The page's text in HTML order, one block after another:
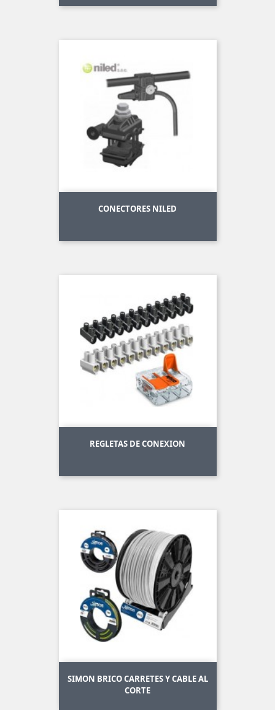
CONECTORES NILED
REGLETAS DE CONEXION
SIMON BRICO CARRETES Y CABLE AL
CORTE